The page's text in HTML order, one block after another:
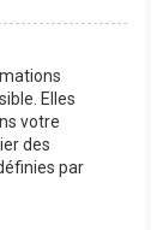
Elles
votre
des
par